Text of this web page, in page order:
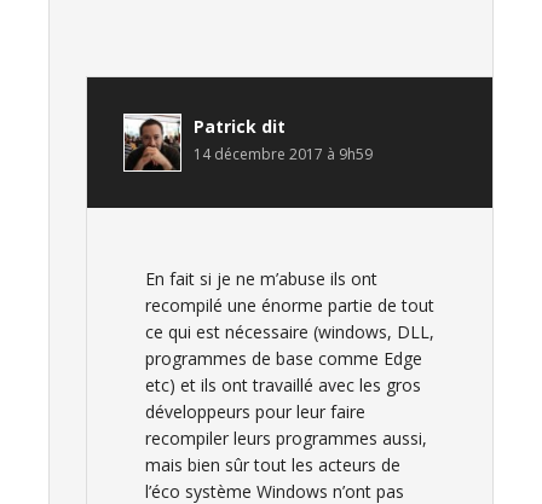
Patrick dit
14 décembre 2017 à 9h59
En fait si je ne m’abuse ils ont
recompilé une énorme partie de tout
ce qui est nécessaire (windows, DLL,
programmes de base comme Edge
etc) et ils ont travaillé avec les gros
développeurs pour leur faire
recompiler leurs programmes aussi,
mais bien sûr tout les acteurs de
l’éco système Windows n’ont pas